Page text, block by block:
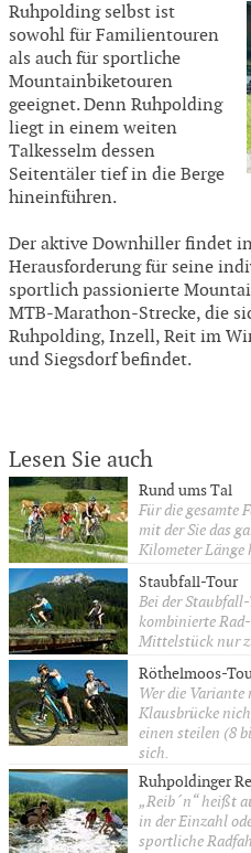
Ruhpolding selbst ist
sowohl für Familientouren
als auch für sportliche
Mountainbiketouren
geeignet. Denn Ruhpolding
liegt in einem weiten
Talkesselm dessen
Seitentäler tief in die Berge
hineinführen.
Der aktive Downhiller findet
Herausforderung für seine
sportlich passionierte
MTB-Marathon-Strecke, die
Ruhpolding, Inzell, Reit im
und Siegsdorf befindet.
Lesen Sie auch
Rund ums Tal
Für die gesamte
mit der Sie das
Kilometer Länge
Staubfall-Tour
Bei der
kombinierte
Mittelstück nur
Röthelmoos-
Wer die
Klausbrücke
einen steilen (8
sich.
Ruhpoldinger
„Reib´n“ heißt
in der Einzahl
sportliche